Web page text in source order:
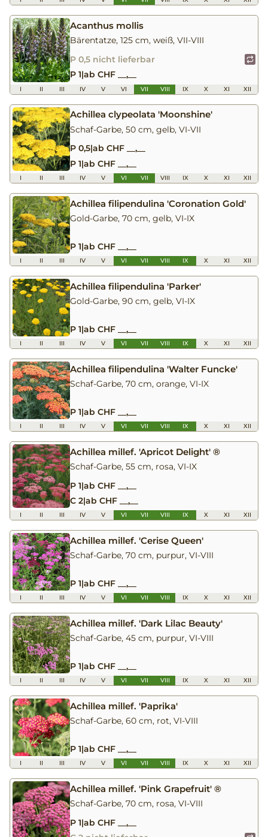
Acanthus mollis
Bärentatze, 125 cm, weiß, VII-VIII
P 0,5 nicht lieferbar
P 1|ab CHF __,__
I II III IV V VI VII VIII IX X XI XII
Achillea clypeolata 'Moonshine'
Schaf-Garbe, 50 cm, gelb, VI-VII
P 0,5|ab CHF __,__
P 1|ab CHF __,__
I II III IV V VI VII VIII IX X XI XII
Achillea filipendulina 'Coronation Gold'
Gold-Garbe, 70 cm, gelb, VI-IX
P 1|ab CHF __,__
I II III IV V VI VII VIII IX X XI XII
Achillea filipendulina 'Parker'
Gold-Garbe, 90 cm, gelb, VI-IX
P 1|ab CHF __,__
I II III IV V VI VII VIII IX X XI XII
Achillea filipendulina 'Walter Funcke'
Schaf-Garbe, 70 cm, orange, VI-IX
P 1|ab CHF __,__
I II III IV V VI VII VIII IX X XI XII
Achillea millef. 'Apricot Delight' ®
Schaf-Garbe, 55 cm, rosa, VI-IX
P 1|ab CHF __,__
C 2|ab CHF __,__
I II III IV V VI VII VIII IX X XI XII
Achillea millef. 'Cerise Queen'
Schaf-Garbe, 70 cm, purpur, VI-VIII
P 1|ab CHF __,__
I II III IV V VI VII VIII IX X XI XII
Achillea millef. 'Dark Lilac Beauty'
Schaf-Garbe, 45 cm, purpur, VI-VIII
P 1|ab CHF __,__
I II III IV V VI VII VIII IX X XI XII
Achillea millef. 'Paprika'
Schaf-Garbe, 60 cm, rot, VI-VIII
P 1|ab CHF __,__
I II III IV V VI VII VIII IX X XI XII
Achillea millef. 'Pink Grapefruit' ®
Schaf-Garbe, 70 cm, rosa, VI-VIII
P 1|ab CHF __,__